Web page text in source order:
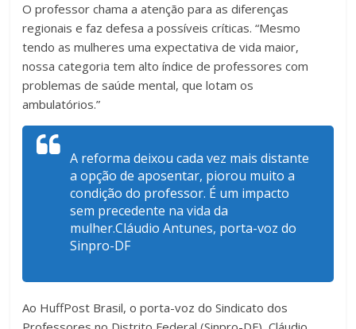
O professor chama a atenção para as diferenças
regionais e faz defesa a possíveis críticas. “Mesmo
tendo as mulheres uma expectativa de vida maior,
nossa categoria tem alto índice de professores com
problemas de saúde mental, que lotam os
ambulatórios.”
A reforma deixou cada vez mais distante
a opção de aposentar, piorou muito a
condição do professor. É um impacto
sem precedente na vida da
mulher.Cláudio Antunes, porta-voz do
Sinpro-DF
Ao HuffPost Brasil, o porta-voz do Sindicato dos